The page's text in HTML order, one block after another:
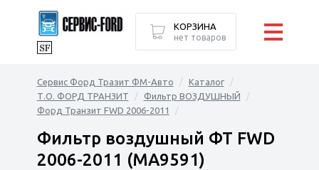
Сервис Форд Тразит ФМ-Авто
Каталог
Т.О. ФОРД ТРАНЗИТ
Фильтр ВОЗДУШНЫЙ
Форд Транзит FWD 2006-2011
Фильтр воздушный ФТ FWD
2006-2011 (MA9591)
КОРЗИНА
нет товаров